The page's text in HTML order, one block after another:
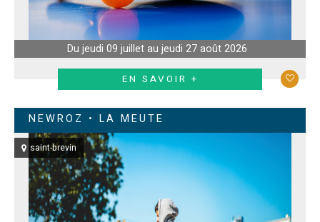
Du jeudi 09 juillet au jeudi 27 août 2026
EN SAVOIR +
NEWROZ • LA MEUTE
saint-brevin